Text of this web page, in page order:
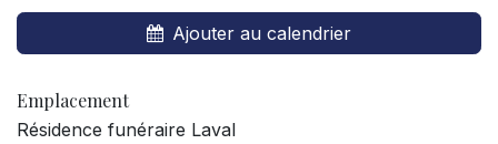
Ajouter au calendrier
Emplacement
Résidence funéraire Laval